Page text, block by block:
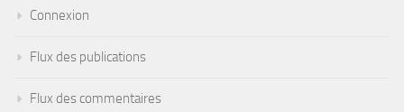
Connexion
Flux des publications
Flux des commentaires